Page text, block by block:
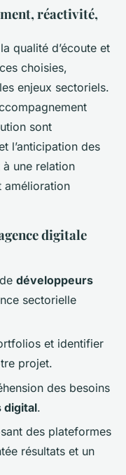
réactivité,
qualité d’écoute et
choisies,
enjeux sectoriels.
sont
l’anticipation des
une relation
amélioration
digitale
développeurs
sectorielle
et identifier
projet.
des besoins
digital.
des plateformes
résultats et un